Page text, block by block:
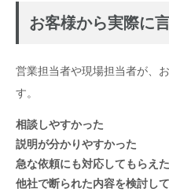
お客様から実際に
営業担当者や現場担当者が、
す。
相談しやすかった
説明が分かりやすかった
急な依頼にも対応してもらえた
他社で断られた内容を検討し